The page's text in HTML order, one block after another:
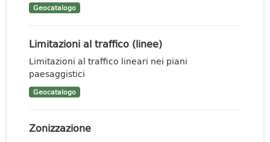
Geocatalogo
Limitazioni al traffico (linee)
Limitazioni al traffico lineari nei piani
paesaggistici
Geocatalogo
Zonizzazione